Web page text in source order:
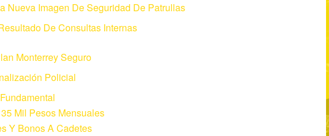
Nueva Imagen De Seguridad De Patrullas
De Consultas Internas
Monterrey Seguro
Policial
Mil Pesos Mensuales
Y Bonos A Cadetes